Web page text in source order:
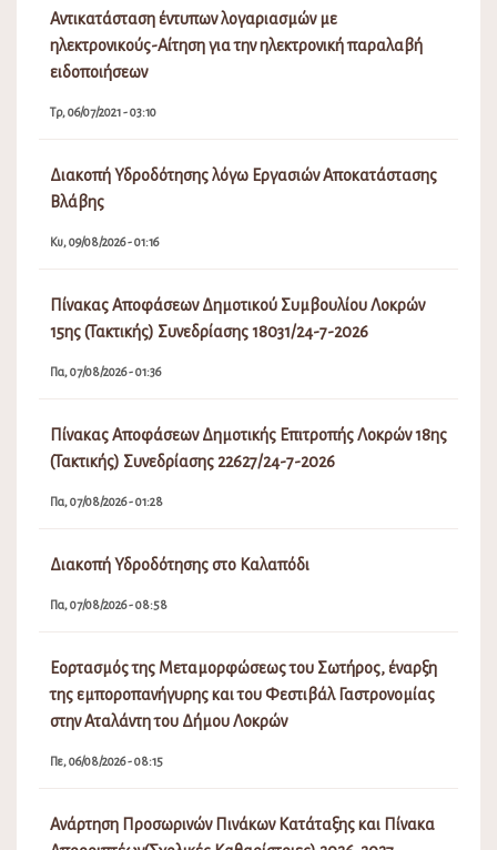
Αντικατάσταση έντυπων λογαριασμών με
ηλεκτρονικούς-Αίτηση για την ηλεκτρονική παραλαβή
ειδοποιήσεων
Τρ, 06/07/2021 - 03:10
Διακοπή Υδροδότησης λόγω Εργασιών Αποκατάστασης
Βλάβης
Κυ, 09/08/2026 - 01:16
Πίνακας Αποφάσεων Δημοτικού Συμβουλίου Λοκρών
15ης (Τακτικής) Συνεδρίασης 18031/24-7-2026
Πα, 07/08/2026 - 01:36
Πίνακας Αποφάσεων Δημοτικής Επιτροπής Λοκρών 18ης
(Τακτικής) Συνεδρίασης 22627/24-7-2026
Πα, 07/08/2026 - 01:28
Διακοπή Υδροδότησης στο Καλαπόδι
Πα, 07/08/2026 - 08:58
Εορτασμός της Μεταμορφώσεως του Σωτήρος, έναρξη
της εμποροπανήγυρης και του Φεστιβάλ Γαστρονομίας
στην Αταλάντη του Δήμου Λοκρών
Πε, 06/08/2026 - 08:15
Ανάρτηση Προσωρινών Πινάκων Κατάταξης και Πίνακα